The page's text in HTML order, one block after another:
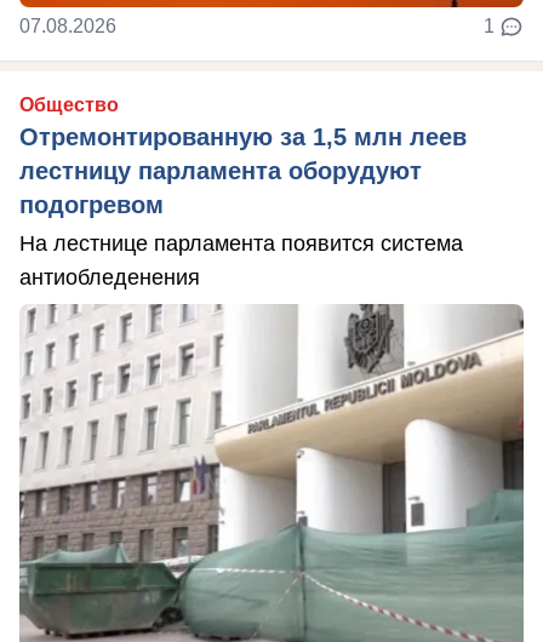
07.08.2026 1
Общество
Отремонтированную за 1,5 млн леев
лестницу парламента оборудуют
подогревом
На лестнице парламента появится система
антиобледенения